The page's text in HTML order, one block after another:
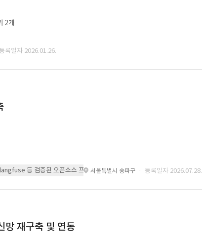
2개
록일자 2026.01.26.
등 검증된 오픈소스 프레임워크를 기반으로 시스템을 구축
서울특별시 송파구 · 등록일자 2026.07.28.
망 재구축 및 연동